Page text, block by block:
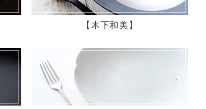
木下和美